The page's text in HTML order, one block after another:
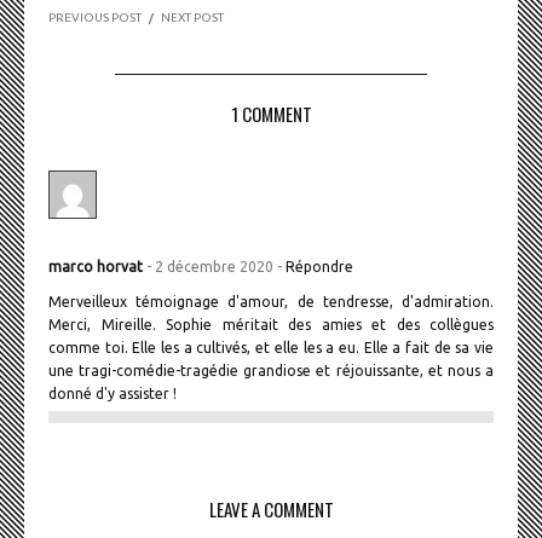
PREVIOUS POST / NEXT POST
1 COMMENT
marco horvat - 2 décembre 2020 - Répondre
Merveilleux témoignage d'amour, de tendresse, d'admiration.
Merci, Mireille. Sophie méritait des amies et des collègues
comme toi. Elle les a cultivés, et elle les a eu. Elle a fait de sa vie
une tragi-comédie-tragédie grandiose et réjouissante, et nous a
donné d'y assister !
LEAVE A COMMENT